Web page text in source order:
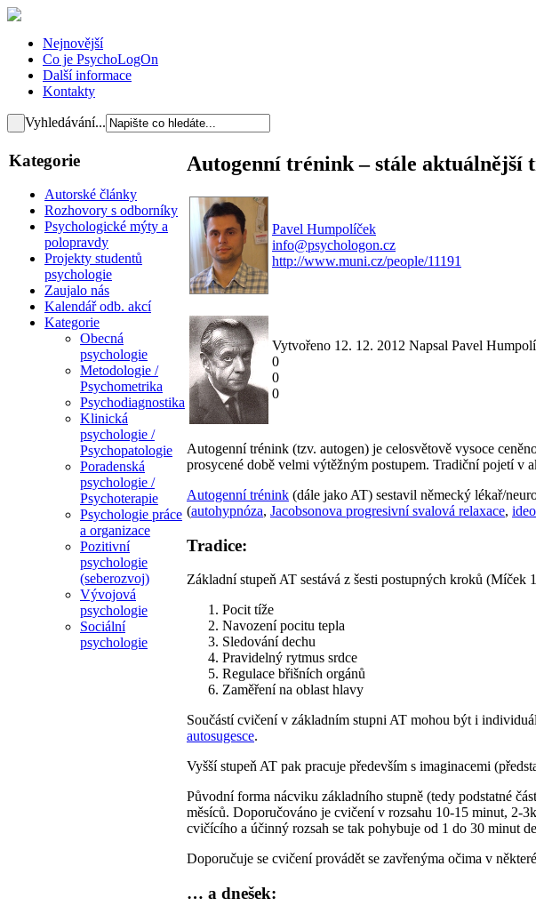
Nejnovější
Co je PsychoLogOn
Další informace
Kontakty
Vyhledávání...
Kategorie
Autorské články
Rozhovory s odborníky
Psychologické mýty a
polopravdy
Projekty studentů
psychologie
Zaujalo nás
Kalendář odb. akcí
Kategorie
Obecná
psychologie
Metodologie /
Psychometrika
Psychodiagnostika
Klinická
psychologie /
Psychopatologie
Poradenská
psychologie /
Psychoterapie
Psychologie práce
a organizace
Pozitivní
psychologie
(seberozvoj)
Vývojová
psychologie
Sociální
psychologie
Autogenní trénink – stále aktuálnější
Pavel Humpolíček
info@psychologon.cz
http://www.muni.cz/people/11191
Vytvořeno 12. 12. 2012 Napsal Pavel
0
0
0
Autogenní trénink (tzv. autogen) je celosvětově vysoce
prosycené době velmi výtěžným postupem. Tradiční pojetí v
Autogenní trénink (dále jako AT) sestavil německý lékař/
(autohypnóza, Jacobsonova progresivní svalová relaxace,
Tradice:
Základní stupeň AT sestává z šesti postupných kroků (Míček
Pocit tíže
Navození pocitu tepla
Sledování dechu
Pravidelný rytmus srdce
Regulace břišních orgánů
Zaměření na oblast hlavy
Součástí cvičení v základním stupni AT mohou být i
autosugesce.
Vyšší stupeň AT pak pracuje především s imaginacemi
Původní forma nácviku základního stupně (tedy podstatné
měsíců. Doporučováno je cvičení v rozsahu 10-15 minut, 2-
cvičícího a účinný rozsah se tak pohybuje od 1 do 30 minut
Doporučuje se cvičení provádět se zavřenýma očima v
… a dnešek: